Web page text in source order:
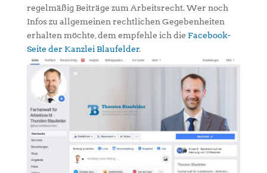
regelmäßig Beiträge zum Arbeitsrecht. Wer noch
Infos zu allgemeinen rechtlichen Gegebenheiten
erhalten möchte, dem empfehle ich die Facebook-
Seite der Kanzlei Blaufelder.